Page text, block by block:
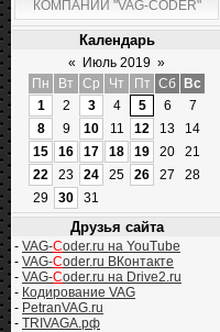
КОМПАНИИ "VAG-CODER"
Календарь
« Июль 2019 »
Пн
Вт Ср Чт Пт Сб
Вс
1
2 3 4 5 6
7
8
9 10 11 12 13
14
15
16 17 18 19 20
21
22
23 24 25 26 27
28
29
30 31
Друзья сайта
- VAG-Coder.ru на YouTube
- VAG-Coder.ru ВКонтакте
- VAG-Coder.ru на Drive2.ru
- Кодирование VAG
- PetranVAG.ru
- TRIVAGA.рф